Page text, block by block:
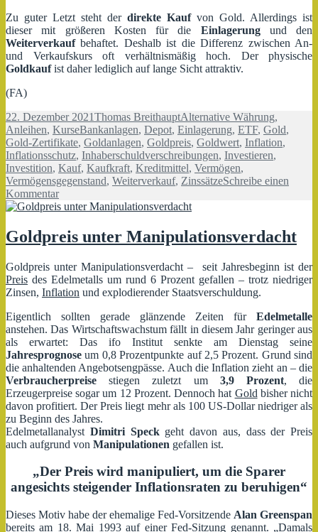
Zu guter Letzt steht der direkte Kaufvon Gold. Allerdings ist
dieser mit größeren Kosten für die Einlagerungund den
Weiterverkaufbehaftet. Deshalb ist die Differenz zwischen An-
und Verkaufskurs oft verhältnismäßig hoch. Der physische
Goldkaufist daher lediglich auf lange Sicht attraktiv.
(FA)
Veröffentlicht
am
22. Dezember 2021Autor
Thomas BreithauptKategorien
Alternative Währung,
Anleihen, KurseSchlagwörter
Bankanlagen, Depot, Einlagerung, ETF, Gold,
Gold-Zertifikate, Goldanlagen, Goldpreis, Goldwert, Inflation,
Inflationsschutz, Inhaberschuldverschreibungen, Investieren,
Investition, Kauf, Kaufkraft, Kreditmittel, Vermögen,
Vermögensgegenstand, Weiterverkauf, ZinssätzeSchreibe einen
Kommentarzu
Inflationsschutz
mithilfe
von
Goldpreis unter Manipulationsverdacht
Goldpreis unter Manipulationsverdacht – seit Jahresbeginn ist der
Preis des Edelmetalls um rund 6 Prozent gefallen – trotz niedriger
Zinsen, Inflation und explodierender Staatsverschuldung.
Eigentlich sollten gerade glänzende Zeiten für Edelmetalle
anstehen. Das Wirtschaftswachstum fällt in diesem Jahr geringer aus
als erwartet: Das ifo Institut senkte am Dienstag seine
Jahresprognose um 0,8 Prozentpunkte auf 2,5 Prozent. Grund sind
die anhaltenden Angebotsengpässe. Auch die Inflation zieht an – die
Verbraucherpreise stiegen zuletzt um 3,9 Prozent, die
Erzeugerpreise sogar um 12 Prozent. Dennoch hat Gold bisher nicht
davon profitiert. Der Preis liegt mehr als 100 US-Dollar niedriger als
zu Beginn des Jahres.
Edelmetallanalyst Dimitri Speckgeht davon aus, dass der Preis
auch aufgrund von Manipulationen gefallen ist.
„Der Preis wird manipuliert, um die Sparer
angesichts steigender Inflationsraten zu beruhigen“
Dieses Motiv habe der ehemalige Fed-Vorsitzende Alan Greenspan
bereits am 18. Mai 1993 auf einer Fed-Sitzung genannt. „Damals